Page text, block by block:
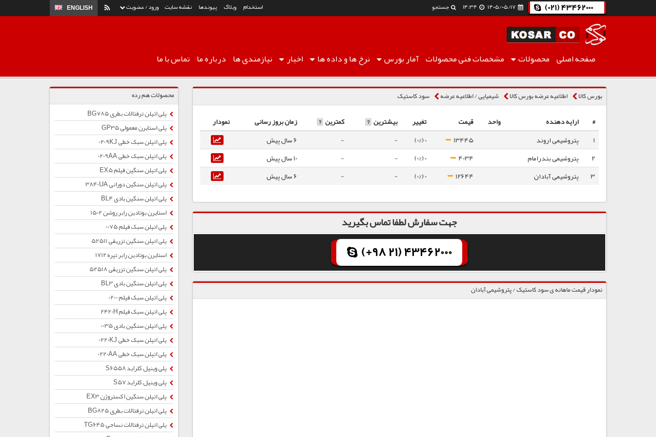
ورود / عضویت ENGLISH استخدام وبلاگ پیوندها نقشه سایت (021) 43462000
14:34 جستجو
صفحه اصلی محصولات مشخصات فنیمحصولات آماربورس نرخ هاو داده ها اخبار نیازمندی ها درباره ما تماس با ما سود کاستیک
بورس کالا اطلاعیه عرضه بورس کالا شیمیایی / اطلاعیه عرضه سود کاستیک
# ارایه دهنده واحد قیمت تغییر بیشترین ? کمترین ? زمان بروز رسانی
نمودار
1
پتروشیمی اروند 13445
0 (0%)
-
-
6 سال پیش
2
پتروشیمی بندرامام 4034
0 (0%)
-
-
10 سال پیش
3
پتروشیمی آبادان 12644
0 (0%)
-
- 6 سال پیش
جهت سفارش لطفا تماس بگیرید
(+98 21) 43462000
نمودار قیمت ماهانه ی سود کاستیک / پتروشیمی آبادان
محصولات هم رده
پلی اتیلن ترفتالات بطری BG785
پلی استایرن معمولی GP35
پلی اتیلن سبک خطی 0209KJ
پلی اتیلن سبک خطی 0209AA
پلی اتیلن سنگین فیلم EX5
پلی اتیلن سنگین دورانی 3840UA
پلی اتیلن سنگین بادی BL4
استایرن بوتادین رابر روشن 1502
پلی اتیلن سبک فیلم 0075
پلی اتیلن سنگین تزریقی 52511
استایرن بوتادین رابر تیره 1712
پلی اتیلن سنگین تزریقی 52518
پلی اتیلن سنگین بادی BL3
پلی اتیلن سبک فیلم 0200
پلی اتیلن سبک فیلم 2420H
پلی اتیلن سنگین بادی 0035
پلی اتیلن سبک خطی 0220KJ
پلی اتیلن سبک خطی 0220AA
پلی وینیل کلراید S6558
پلی وینیل کلراید S57
پلی اتیلن سنگین اکستروژن EX3
پلی اتیلن ترفتالات بطری BG825
پلی اتیلن ترفتالات نساجی TG645